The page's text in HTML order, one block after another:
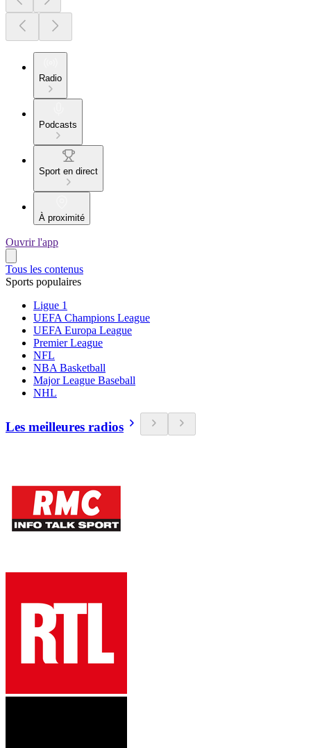
Radio
Podcasts
Sport en direct
À proximité
Ouvrir l'app
Tous les contenus
Sports populaires
Ligue 1
UEFA Champions League
UEFA Europa League
Premier League
NFL
NBA Basketball
Major League Baseball
NHL
Les meilleures radios